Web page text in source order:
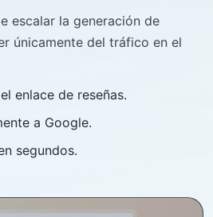
escalar la generación de
únicamente del tráfico en el
enlace de reseñas.
a Google.
segundos.